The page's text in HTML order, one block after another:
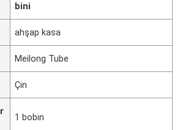
bini
ahşap kasa
Meilong Tube
Çin
1 bobin